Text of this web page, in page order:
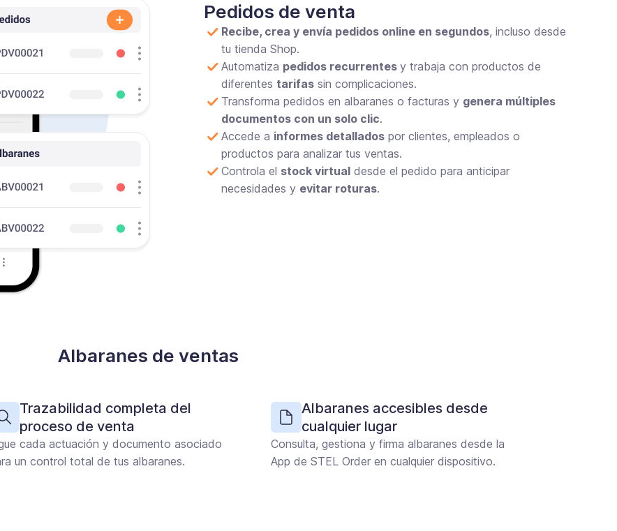
Pedidos de venta
Recibe, crea y envía pedidos online en segundos, incluso desde
tu tienda Shop.
Automatiza pedidos recurrentes y trabaja con productos de
diferentes tarifas sin complicaciones.
Transforma pedidos en albaranes o facturas y genera múltiples
documentos con un solo clic.
Accede a informes detallados por clientes, empleados o
productos para analizar tus ventas.
Controla el stock virtual desde el pedido para anticipar
necesidades y evitar roturas.
Albaranes de ventas
Trazabilidad completa del
proceso de venta
cada actuación y documento asociado
un control total de tus albaranes.
Albaranes accesibles desde
cualquier lugar
Consulta, gestiona y firma albaranes desde la
App de STEL Order en cualquier dispositivo.